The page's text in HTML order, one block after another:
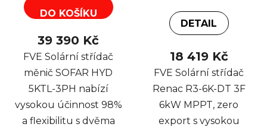
DO KOŠÍKU
39 390 Kč
FVE Solární střídač
měnič SOFAR HYD
5KTL-3PH nabízí
vysokou účinnost 98%
a flexibilitu s dvěma
DETAIL
18 419 Kč
FVE Solární střídač
Renac R3-6K-DT 3F
6kW MPPT, zero
export s vysokou